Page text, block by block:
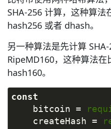
SHA-256 计算，这种算法
hash256 或者 dhash。
另一种算法是先计算
RipeMD160，这种算法
hash160。
const
bitcoin =
createHash =